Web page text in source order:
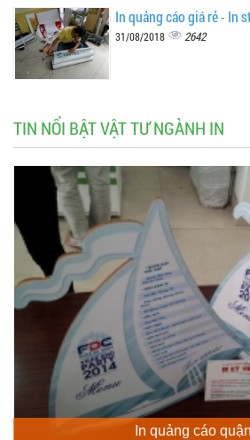
In quảng cáo giá rẻ - In
31/08/2018 2642
TIN NỔI BẬT VẬT TƯ NGÀNH IN
In quảng cáo